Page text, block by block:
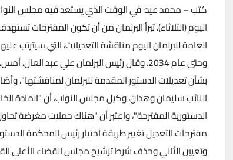
كتب – محمد عيد: في الوقت الذي يستعد فيه مجلس
اليوم (الثلاثاء)، تبرأ البرلمان من أن تكون المقترحات تستهدف تعديل المادة 7 من الدستور والتي
العامة للبرلمان اليوم مناقشة التعديلات، التي سيترتب
وحتى عام 2034. وقال رئيس البرلمان علي
بشأن تعديلات الدستور المقدمة للبرلمان لمناقشتها"،
النائب سليمان وهدان، وكيل مجلس النواب، أن "المادة
الدستورية المقترحة"، واعتبر أن "هناك حملات مغرضة
وتعيين الثاني وحذف شرط ترشيح مجلس القضاء الأعلى